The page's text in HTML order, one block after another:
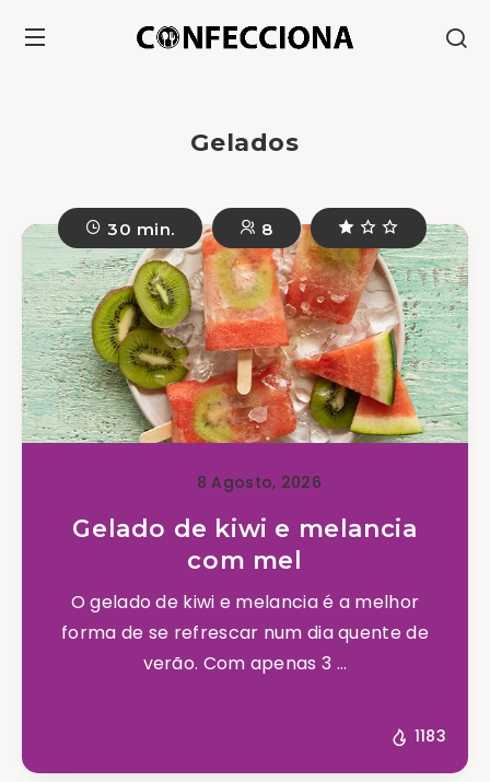
Gelados
30 min. 8
8 Agosto, 2026
Gelado de kiwi e melancia
com mel
O gelado de kiwi e melancia é a melhor
forma de se refrescar num dia quente de
verão. Com apenas 3 ...
1183